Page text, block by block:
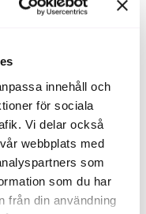
innehåll och
för sociala
Vi delar också
webbplats med
som
som du har
från din användning
måste
Det skapar
när vi alla går i
för att